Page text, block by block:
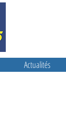
Actualités